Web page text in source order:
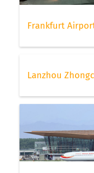
Frankfurt
Lanzhou